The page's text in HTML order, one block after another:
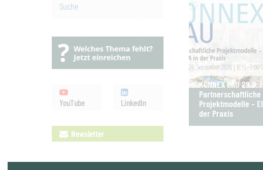
Suche
YouTube LinkedIn
Newsletter
KONNEX BAU 29.9. |
Partnerschaftliche
Projektmodelle –
der Praxis